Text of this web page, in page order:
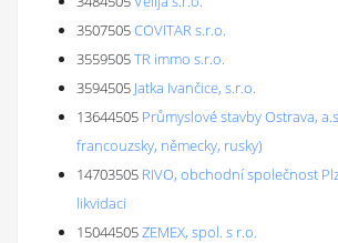
3507505COVITAR s.r.o.
3559505TR immo s.r.o.
3594505 Jatka Ivančice, s.r.o.
13644505 Průmyslové stavby Ostrava,
francouzsky, německy, rusky)
14703505 RIVO, obchodní společnost
likvidaci
15044505ZEMEX, spol. s r.o.